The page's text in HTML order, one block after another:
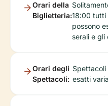
Orari della
Biglietteria:18:00 tutti
possono
serali e gli
Orari degli
Spettacoli:
Spettacoli
esatti